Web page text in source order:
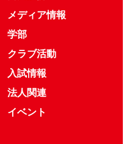
メディア情報
学部
クラブ活動
入試情報
法人関連
イベント